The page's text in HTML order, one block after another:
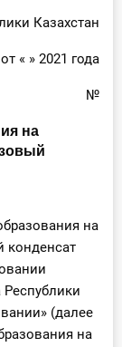
Казахстан
от « » 2021 года
№
на
на
конденсат
Республики
(далее
на